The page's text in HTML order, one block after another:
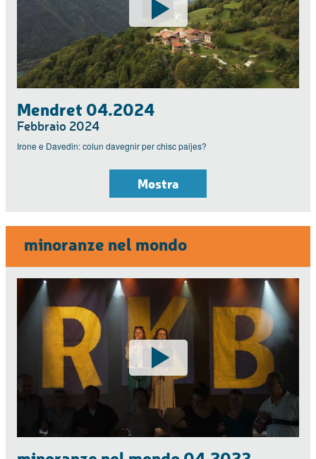
Mendret 04.2024
Febbraio 2024
Irone e Davedin: colun davegnir per chisc paijes?
Mostra
minoranze nel mondo